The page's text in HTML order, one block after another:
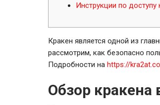
Инструкции по доступу
Кракен является одной из
рассмотрим, как безопасно
Подробности на https://
Обзор кракена